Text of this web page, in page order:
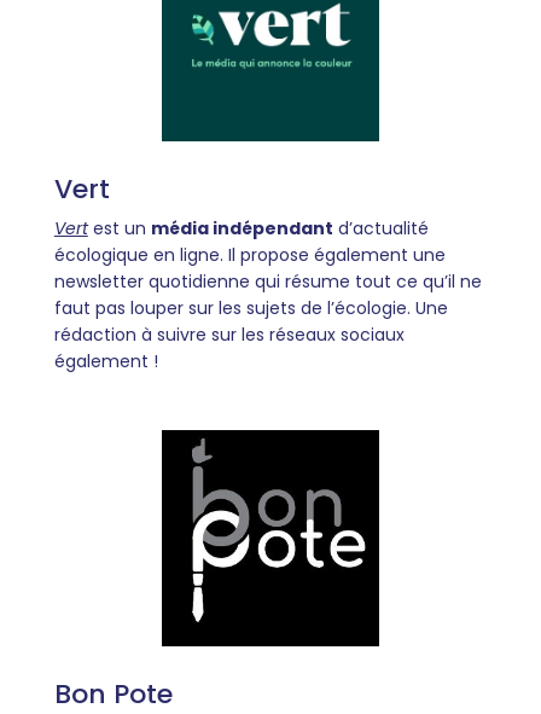
Vert
Vertest un média indépendant d’actualité
écologique en ligne. Il propose également une
newsletter quotidienne qui résume tout ce qu’il ne
faut pas louper sur les sujets de l’écologie. Une
rédaction à suivre sur les réseaux sociaux
également !
Bon Pote